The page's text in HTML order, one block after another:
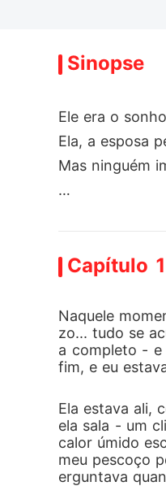
Sinopse
Ele era o
Ela, a esposa
Mas ninguém
Até que o
Agora, com o
Capítulo
Naquele
zo... tudo se
a completo - e
fim, e eu
Ela estava ali,
ela sala - um
calor úmido
meu pescoço
erguntava